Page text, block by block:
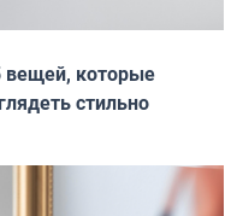
вещей, которые
стильно